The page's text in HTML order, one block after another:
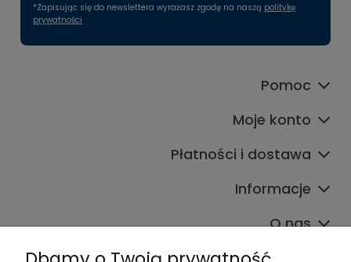
*Zapisując się do newslettera wyrażasz zgodę na naszą politykę
prywatności
Pomoc
Moje konto
Płatności i dostawa
Informacje
O nas